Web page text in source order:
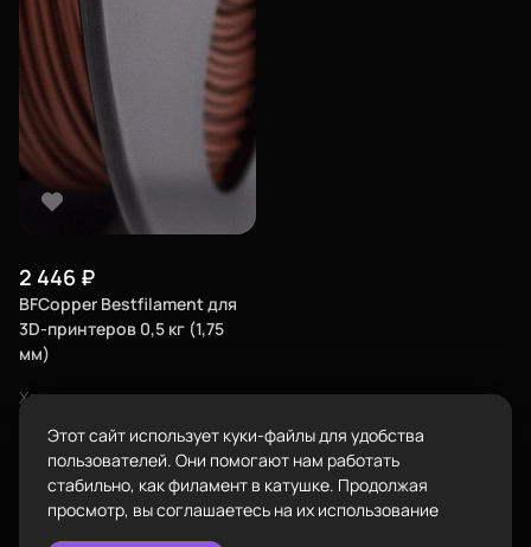
2 446 ₽
BFCopper Bestfilament для
3D-принтеров 0,5 кг (1,75
мм)
Характеристики
Композиты
Купить
Каталог
Сопутствующие товары
Подарочные сертификаты
Город
Екатеринбург
Телефон
8-800-234-47-78
Адрес
ул.Проезжая дом 9а
Режим работы
Пн-Вс с 10:00 до 18:00
Политика конфиденциальности
Этот сайт использует куки-файлы для удобства
пользователей. Они помогают нам работать
стабильно, как филамент в катушке. Продолжая
просмотр, вы соглашаетесь на их использование